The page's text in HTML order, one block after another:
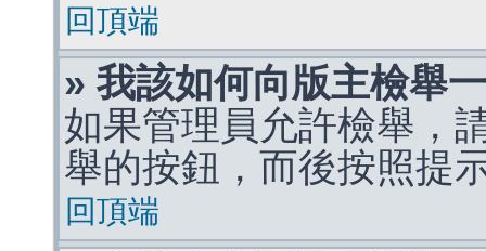
回頂端
» 我該如何向版主檢舉
如果管理員允許檢舉，
舉的按鈕，而後按照提
回頂端